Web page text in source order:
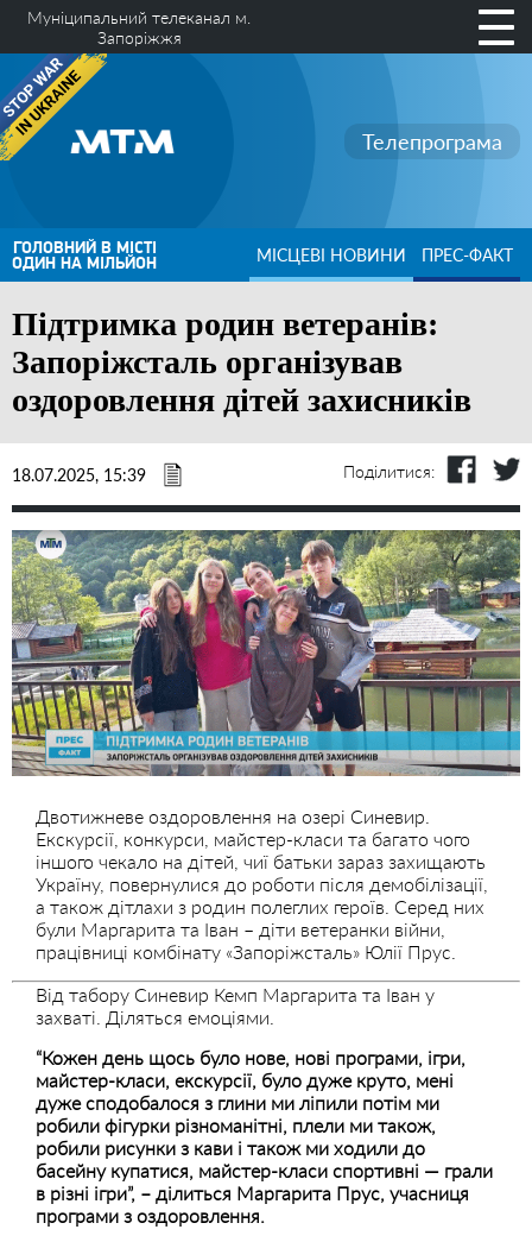
Муніципальний телеканал м.
Запоріжжя
Телепрограма
ГОЛОВНИЙ В МІСТІ
ОДИН НА МІЛЬЙОН МІСЦЕВІ НОВИНИ ПРЕС-ФАКТ
Підтримка родин ветеранів:
Запоріжсталь організував
оздоровлення дітей захисників
18.07.2025, 15:39 Поділитися:
Двотижневе оздоровлення на озері Синевир.
Екскурсії, конкурси, майстер-класи та багато чого
іншого чекало на дітей, чиї батьки зараз захищають
Україну, повернулися до роботи після демобілізації,
а також дітлахи з родин полеглих героїв. Серед них
були Маргарита та Іван – діти ветеранки війни,
працівниці комбінату «Запоріжсталь» Юлії Прус.
Від табору Синевир Кемп Маргарита та Іван у
захваті. Діляться емоціями.
“Кожен день щось було нове, нові програми, ігри,
майстер-класи, екскурсії, було дуже круто, мені
дуже сподобалося з глини ми ліпили потім ми
робили фігурки різноманітні, плели ми також,
робили рисунки з кави і також ми ходили до
басейну купатися, майстер-класи спортивні — грали
в різні ігри”, – ділиться Маргарита Прус, учасниця
програми з оздоровлення.